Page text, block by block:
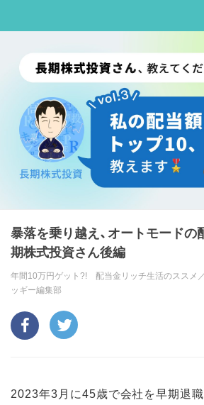
暴落を乗り越え、オートモード
期株式投資さん後編
年間10万円ゲット?! 配当金リッチ生活のススメ／
ッギー編集部
2023年3月に45歳で会社を早期退